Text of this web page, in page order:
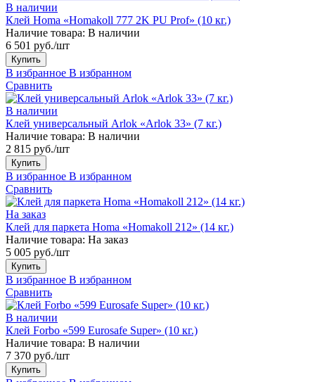
В наличии
Клей Homa «Homakoll 777 2K PU Prof» (10 кг.)
Наличие товара: В наличии
6 501 руб./шт
Купить
В избранное В избранном
Сравнить
В наличии
Клей универсальный Arlok «Arlok 33» (7 кг.)
Наличие товара: В наличии
2 815 руб./шт
Купить
В избранное В избранном
Сравнить
На заказ
Клей для паркета Homa «Homakoll 212» (14 кг.)
Наличие товара: На заказ
5 005 руб./шт
Купить
В избранное В избранном
Сравнить
В наличии
Клей Forbo «599 Eurosafe Super» (10 кг.)
Наличие товара: В наличии
7 370 руб./шт
Купить